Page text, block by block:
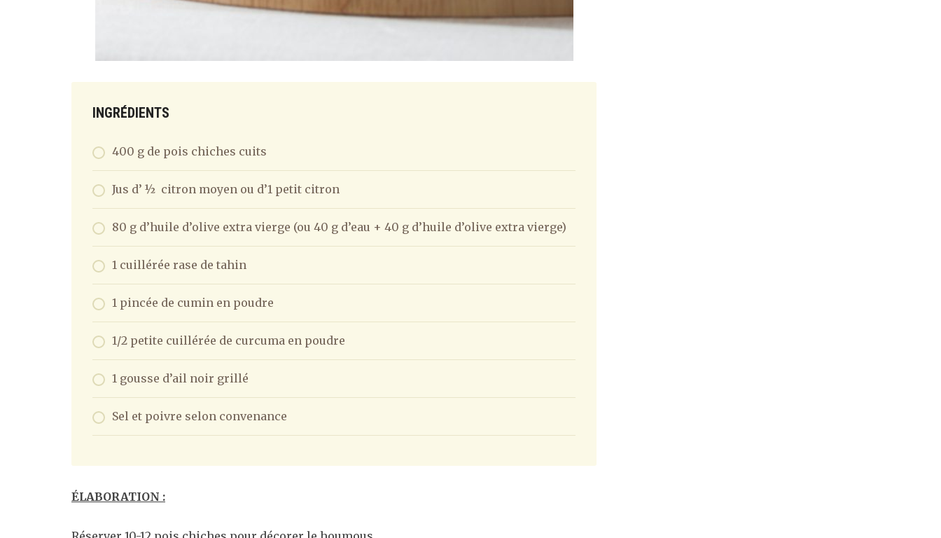
INGRÉDIENTS
400 g de pois chiches cuits
Jus d’ ½ citron moyen ou d’1 petit citron
80 g d’huile d’olive extra vierge (ou 40 g d’eau + 40 g d’huile d’olive extra vierge)
1 cuillérée rase de tahin
1 pincée de cumin en poudre
1/2 petite cuillérée de curcuma en poudre
1 gousse d’ail noir grillé
Sel et poivre selon convenance
ÉLABORATION :